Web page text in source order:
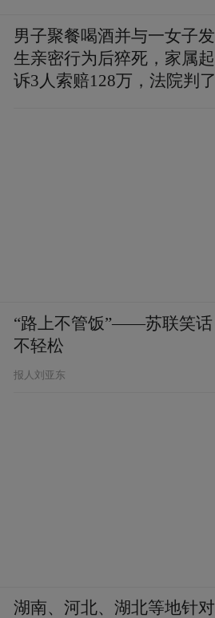
男子聚餐喝酒并与一女子发
生亲密行为后猝死，家属起
诉3人索赔128万，法院判了
“路上不管饭”——苏联笑话
不轻松
报人刘亚东
湖南、河北、湖北等地针对